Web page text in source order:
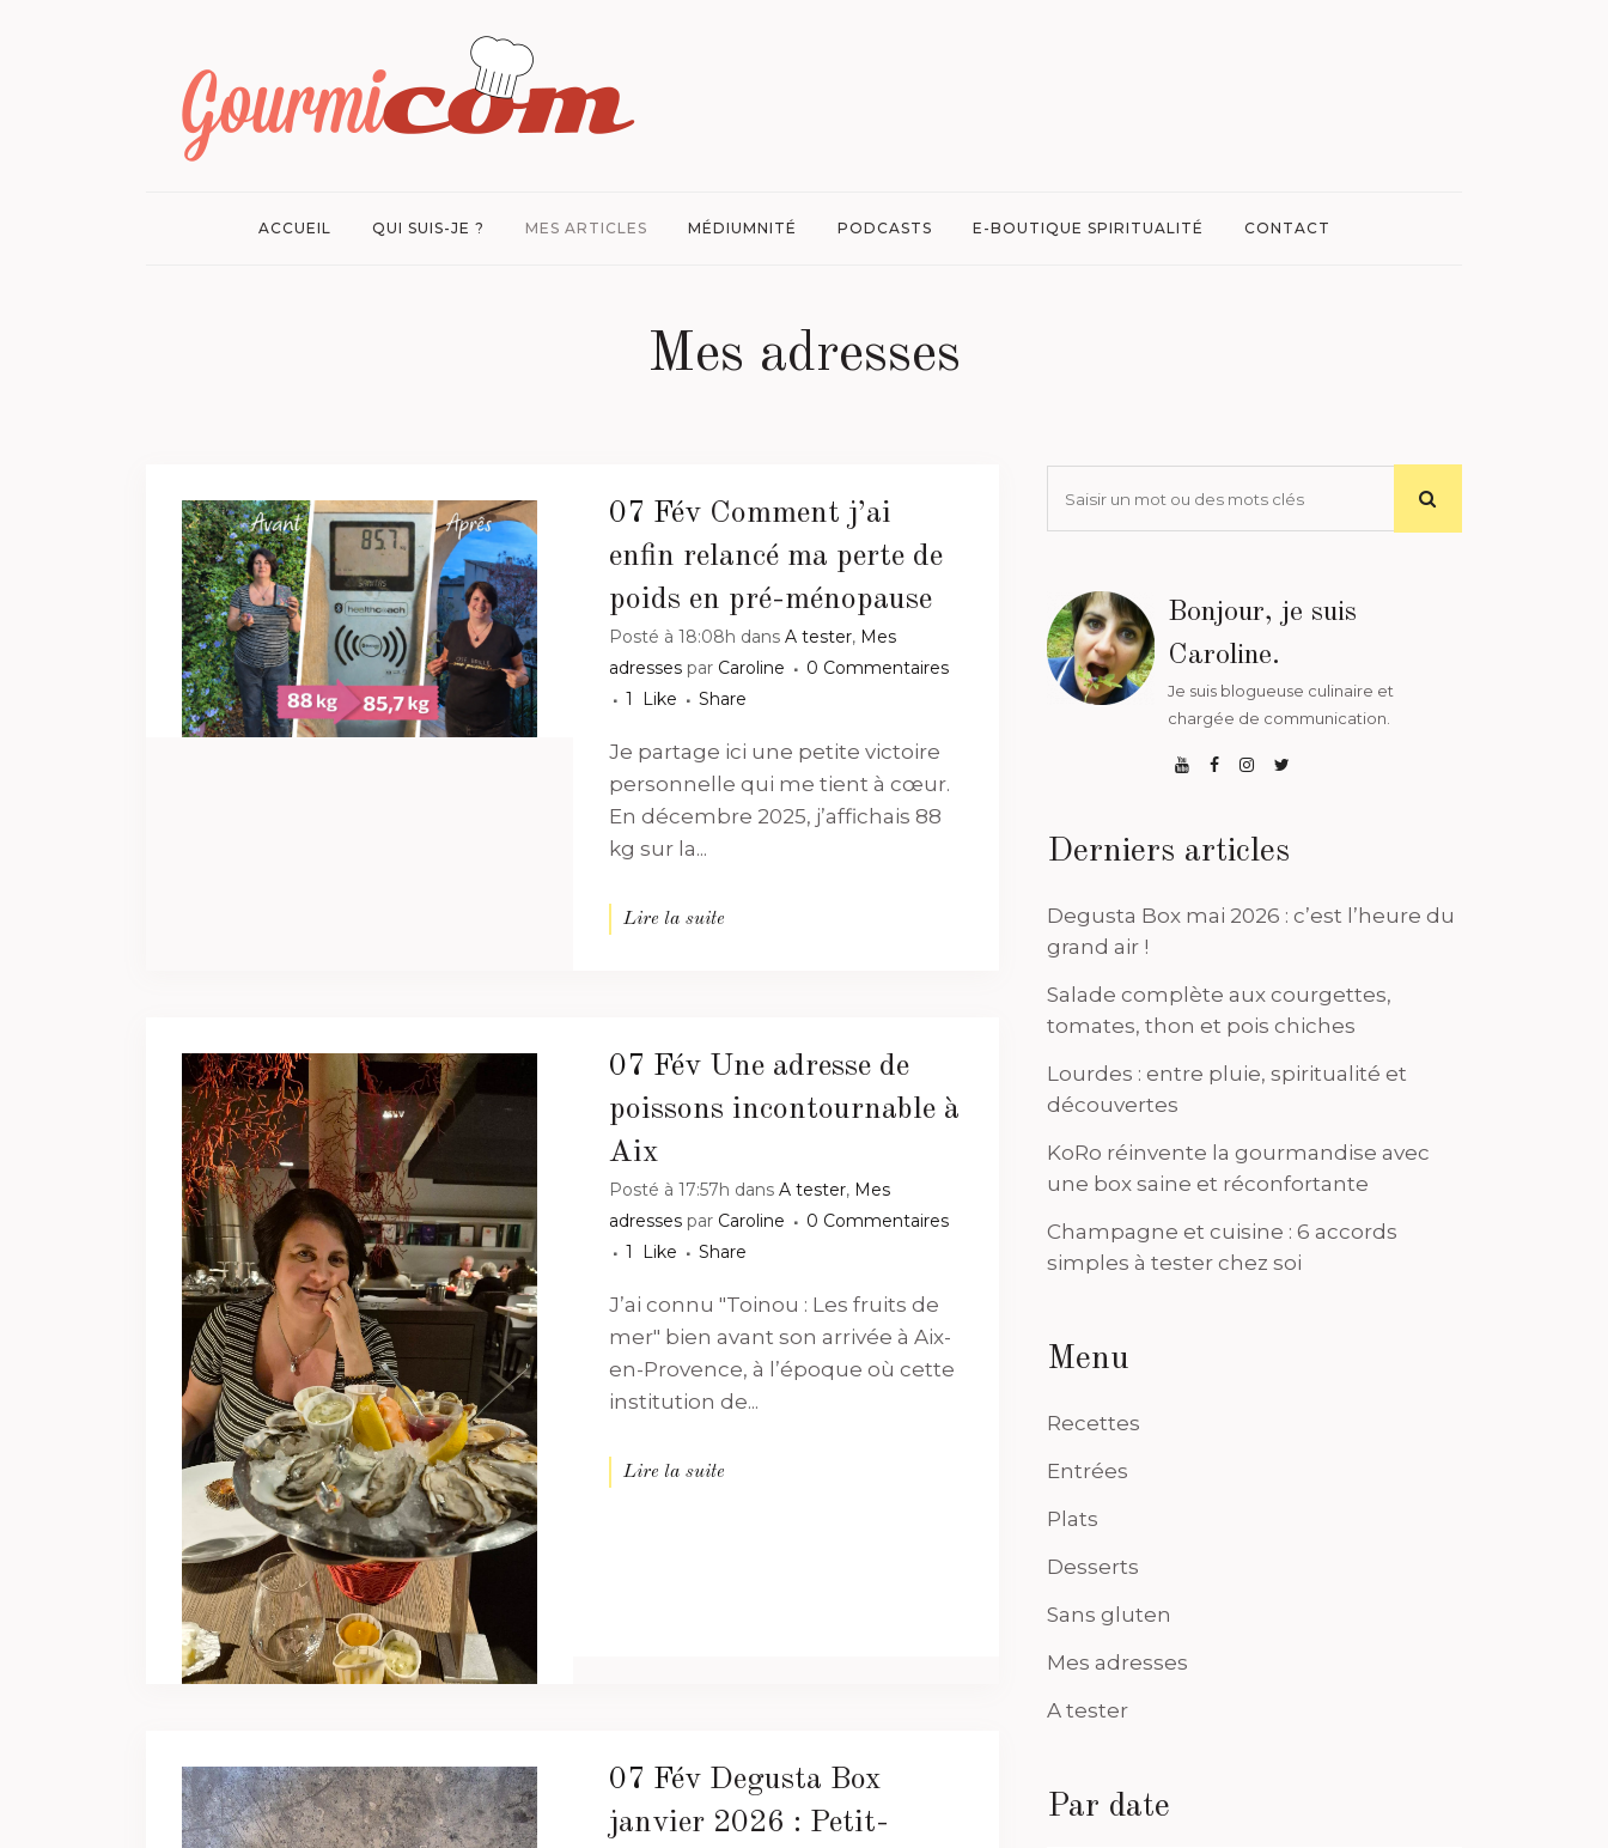
ACCUEIL QUI SUIS-JE ? MES ARTICLES MÉDIUMNITÉ PODCASTS E-BOUTIQUE SPIRITUALITÉ CONTACT
Mes adresses
07 Fév Comment j’ai
enfin relancé ma perte de
poids en pré-ménopause
Posté à 18:08h dans A tester, Mes
adresses par Caroline
0 Commentaires
1
Like Share
Je partage ici une petite victoire
personnelle qui me tient à cœur.
En décembre 2025, j’affichais 88
kg sur la...
Lire la suite
07 Fév Une adresse de
poissons incontournable à
Aix
Posté à 17:57h dans A tester, Mes
adresses par Caroline
0 Commentaires
1
Like Share
J’ai connu "Toinou : Les fruits de
mer" bien avant son arrivée à Aix-
en-Provence, à l’époque où cette
institution de...
Lire la suite
07 Fév Degusta Box
janvier 2026 : Petit-
Bonjour, je suis
Caroline.
Je suis blogueuse culinaire et
chargée de communication.
Derniers articles
Degusta Box mai 2026 : c’est l’heure du
grand air !
Salade complète aux courgettes,
tomates, thon et pois chiches
Lourdes : entre pluie, spiritualité et
découvertes
KoRo réinvente la gourmandise avec
une box saine et réconfortante
Champagne et cuisine : 6 accords
simples à tester chez soi
Menu
Recettes
Entrées
Plats
Desserts
Sans gluten
Mes adresses
A tester
Par date